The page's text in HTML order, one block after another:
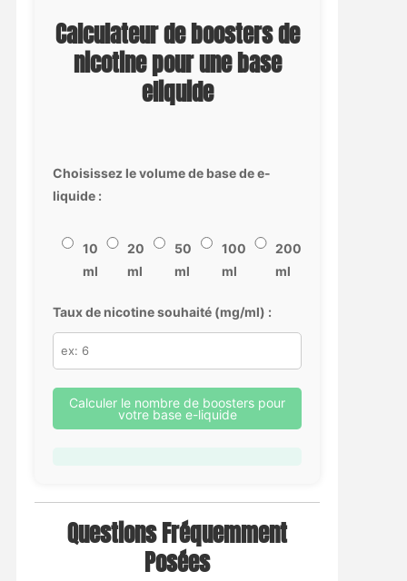
Calculateur de boosters de
nicotine pour une base
eliquide
Choisissez le volume de base de e-
liquide :
10
ml
20
ml
50
ml
100
ml
200
ml
Taux de nicotine souhaité (mg/ml) :
Calculer le nombre de boosters pour
votre base e-liquide
Questions Fréquemment
Posées